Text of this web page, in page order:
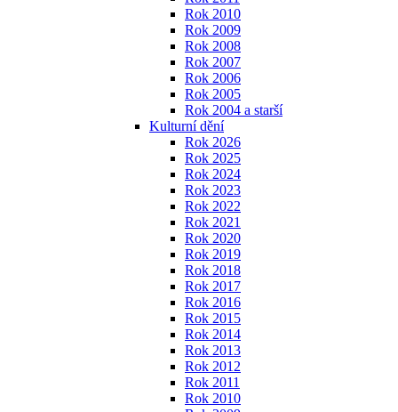
Rok 2010
Rok 2009
Rok 2008
Rok 2007
Rok 2006
Rok 2005
Rok 2004 a starší
Kulturní dění
Rok 2026
Rok 2025
Rok 2024
Rok 2023
Rok 2022
Rok 2021
Rok 2020
Rok 2019
Rok 2018
Rok 2017
Rok 2016
Rok 2015
Rok 2014
Rok 2013
Rok 2012
Rok 2011
Rok 2010